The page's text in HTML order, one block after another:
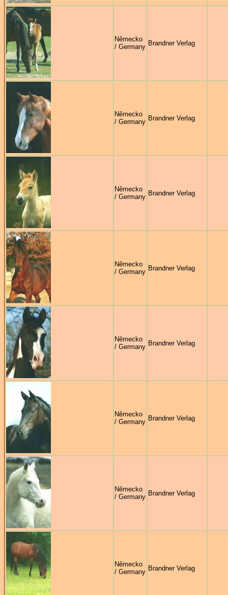
Německo
/ Germany Brandner Verlag
Německo
/ Germany Brandner Verlag
Německo
/ Germany Brandner Verlag
Německo
/ Germany Brandner Verlag
Německo
/ Germany Brandner Verlag
Německo
/ Germany Brandner Verlag
Německo
/ Germany Brandner Verlag
Německo
/ Germany Brandner Verlag